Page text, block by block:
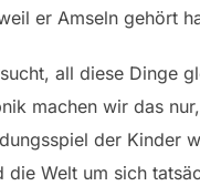
er Amseln gehört
all diese Dinge
machen wir das
der Kinder
die Welt um sich